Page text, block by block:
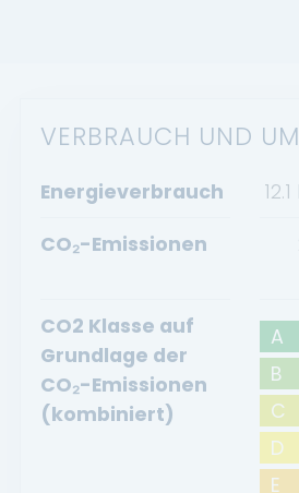
VERBRAUCH UND
Energieverbrauch
CO₂-Emissionen
CO2 Klasse auf
Grundlage der
CO₂-Emissionen
(kombiniert)
A
B
C
D
E